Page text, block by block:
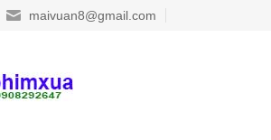
maivuan8@gmail.com